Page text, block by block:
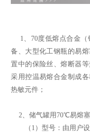
1、70度低熔点合金（
备、大型化工钢瓶的易
置中的保险丝、熔断器
采用控温易熔合金制成
热敏元件；
2、储气罐用70℃易熔塞
（1）型号：由用户设